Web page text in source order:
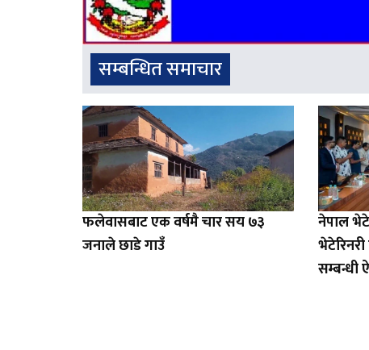
सम्बन्धित समाचार
फलेवासबाट एक वर्षमै चार सय ७३
जनाले छाडे गाउँ
नेपाल
सम्बन्धी